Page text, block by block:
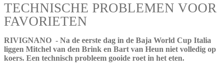
TECHNISCHE PROBLEMEN VOOR
FAVORIETEN
RIVIGNANO - Na de eerste dag in de Baja World Cup Italia
liggen Mitchel van den Brink en Bart van Heun niet volledig op
koers. Een technisch probleem gooide roet in het eten.